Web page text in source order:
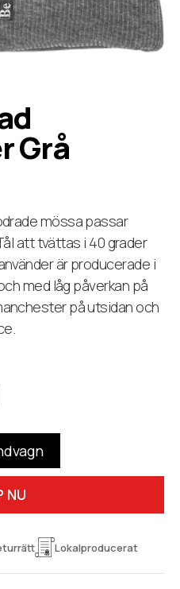
Grå
mössa passar
att tvättas i 40 grader
är producerade i
med låg påverkan på
på utsidan och
NU
Lokalproducerat